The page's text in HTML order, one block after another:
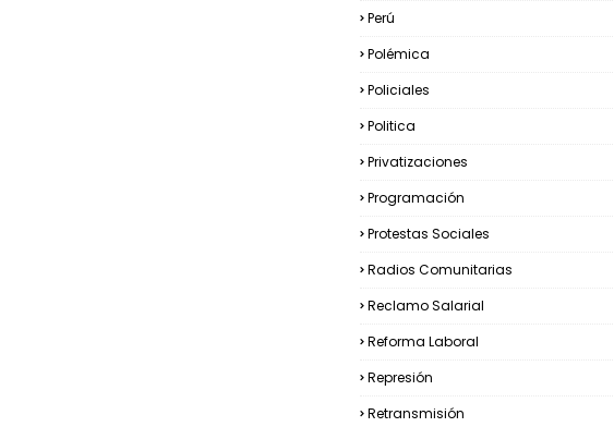
Perú
Polémica
Policiales
Politica
Privatizaciones
Programación
Protestas Sociales
Radios Comunitarias
Reclamo Salarial
Reforma Laboral
Represión
Retransmisión